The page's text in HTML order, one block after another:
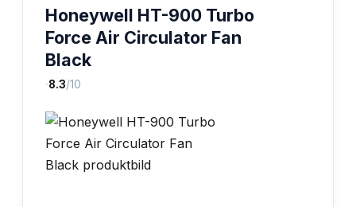
Honeywell HT-900 Turbo
Force Air Circulator Fan
Black
·8.3/10